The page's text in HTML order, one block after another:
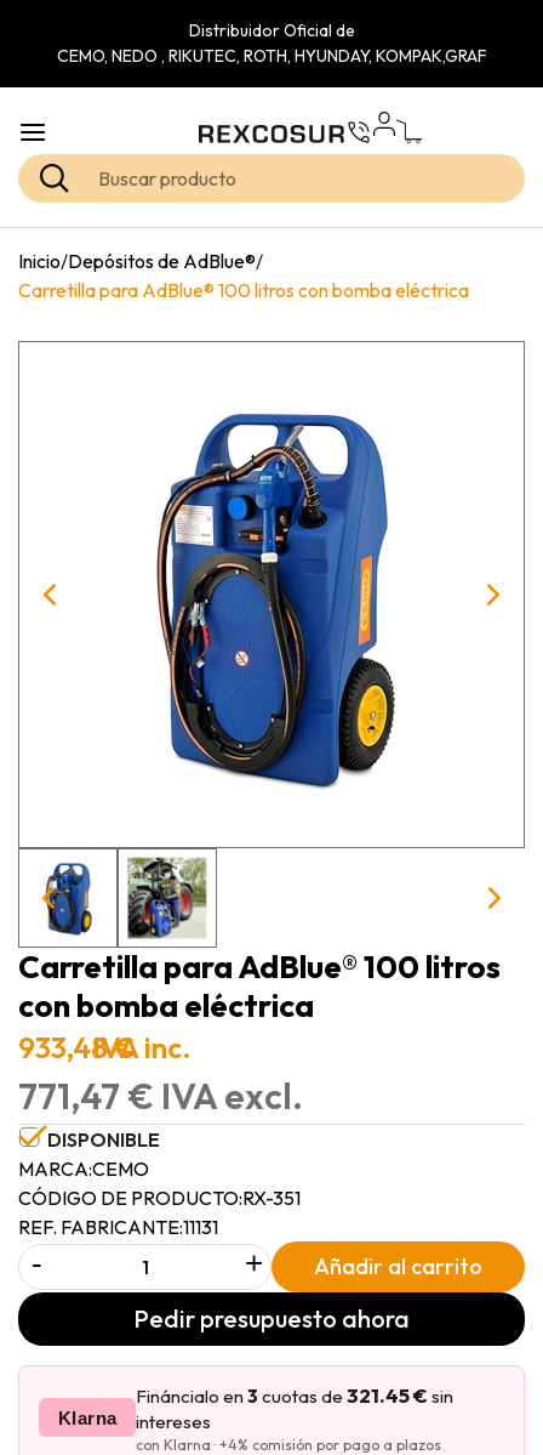
Distribuidor Oficial de
CEMO, NEDO , RIKUTEC, ROTH, HYUNDAY, KOMPAK,GRAF
Inicio/Depósitos de AdBlue®/
Carretilla para AdBlue® 100 litros con bomba eléctrica
Carretilla para AdBlue® 100 litros
con bomba eléctrica
933,48 €IVA inc.
771,47 € IVA excl.
DISPONIBLE
MARCA:CEMO
CÓDIGO DE PRODUCTO:RX-351
REF. FABRICANTE:11131
- + Añadir al carrito
Pedir presupuesto ahora
Klarna
Fináncialo en3 cuotas de 321.45 € sin
intereses
con Klarna · +4% comisión por pago a plazos